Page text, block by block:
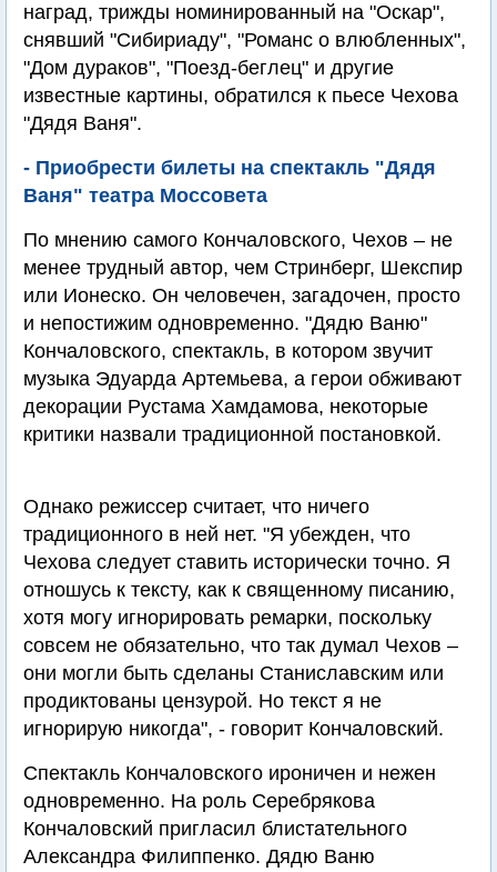
наград, трижды номинированный на "Оскар",
снявший "Сибириаду", "Романс о влюбленных",
"Дом дураков", "Поезд-беглец" и другие
известные картины, обратился к пьесе Чехова
"Дядя Ваня".
- Приобрести билеты на спектакль "Дядя
Ваня" театра Моссовета
По мнению самого Кончаловского, Чехов – не
менее трудный автор, чем Стринберг, Шекспир
или Ионеско. Он человечен, загадочен, просто
и непостижим одновременно. "Дядю Ваню"
Кончаловского, спектакль, в котором звучит
музыка Эдуарда Артемьева, а герои обживают
декорации Рустама Хамдамова, некоторые
критики назвали традиционной постановкой.
Однако режиссер считает, что ничего
традиционного в ней нет. "Я убежден, что
Чехова следует ставить исторически точно. Я
отношусь к тексту, как к священному писанию,
хотя могу игнорировать ремарки, поскольку
совсем не обязательно, что так думал Чехов –
они могли быть сделаны Станиславским или
продиктованы цензурой. Но текст я не
игнорирую никогда", - говорит Кончаловский.
Спектакль Кончаловского ироничен и нежен
одновременно. На роль Серебрякова
Кончаловский пригласил блистательного
Александра Филиппенко. Дядю Ваню